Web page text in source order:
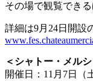
その場で観覧でき
詳細は9月24日開設
＜シャトー・メル
開催日：11月7日（